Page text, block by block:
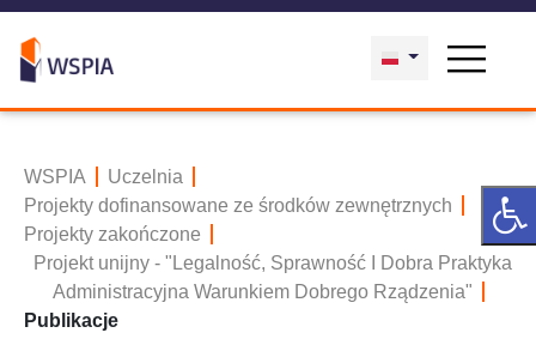
WSPIA
Uczelnia
Projekty dofinansowane ze środków zewnętrznych
Projekty zakończone
Projekt unijny - "Legalność, Sprawność I Dobra Praktyka
Administracyjna Warunkiem Dobrego Rządzenia"
Publikacje